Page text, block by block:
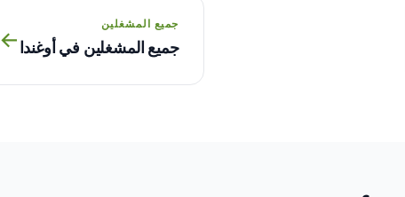
جميع المشغلين
جميع المشغلين في أوغندا →